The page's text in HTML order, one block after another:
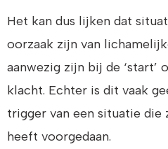
Het kan dus lijken dat
oorzaak zijn van
aanwezig zijn bij de ‘start’
klacht. Echter is dit vaak
trigger van een situatie die
heeft voorgedaan.